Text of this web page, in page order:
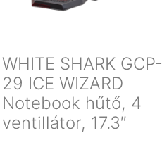
WHITE SHARK GCP-
29 ICE WIZARD
Notebook hűtő, 4
ventillátor, 17.3″